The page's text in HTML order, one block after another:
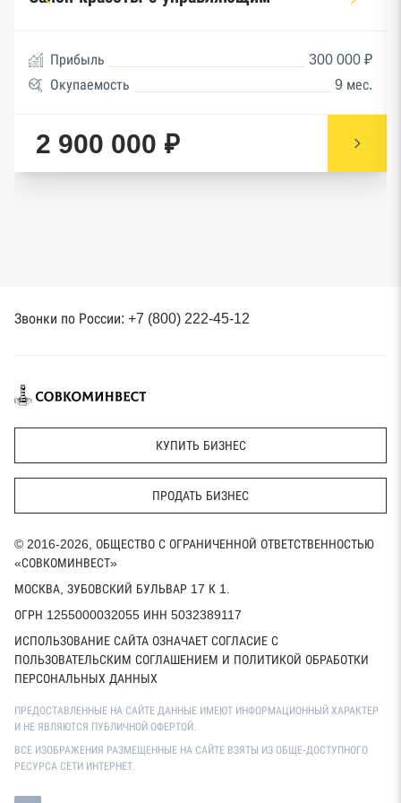
Прибыль
300 000 ₽
Окупаемость
9 мес.
2 900 000 ₽
Звонки по России: +7 (800) 222-45-12
КУПИТЬ БИЗНЕС
ПРОДАТЬ БИЗНЕС
© 2016-2026, ОБЩЕСТВО С ОГРАНИЧЕННОЙ ОТВЕТСТВЕННОСТЬЮ
«СОВКОМИНВЕСТ»
МОСКВА, ЗУБОВСКИЙ БУЛЬВАР 17 К 1.
ОГРН 1255000032055 ИНН 5032389117
ИСПОЛЬЗОВАНИЕ САЙТА ОЗНАЧАЕТ СОГЛАСИЕ С
ПОЛЬЗОВАТЕЛЬСКИМ СОГЛАШЕНИЕМ И ПОЛИТИКОЙ ОБРАБОТКИ
ПЕРСОНАЛЬНЫХ ДАННЫХ
ПРЕДОСТАВЛЕННЫЕ НА САЙТЕ ДАННЫЕ ИМЕЮТ ИНФОРМАЦИОННЫЙ ХАРАКТЕР
И НЕ ЯВЛЯЮТСЯ ПУБЛИЧНОЙ ОФЕРТОЙ.
ВСЕ ИЗОБРАЖЕНИЯ РАЗМЕЩЕННЫЕ НА САЙТЕ ВЗЯТЫ ИЗ ОБЩЕ-ДОСТУПНОГО
РЕСУРСА СЕТИ ИНТЕРНЕТ.